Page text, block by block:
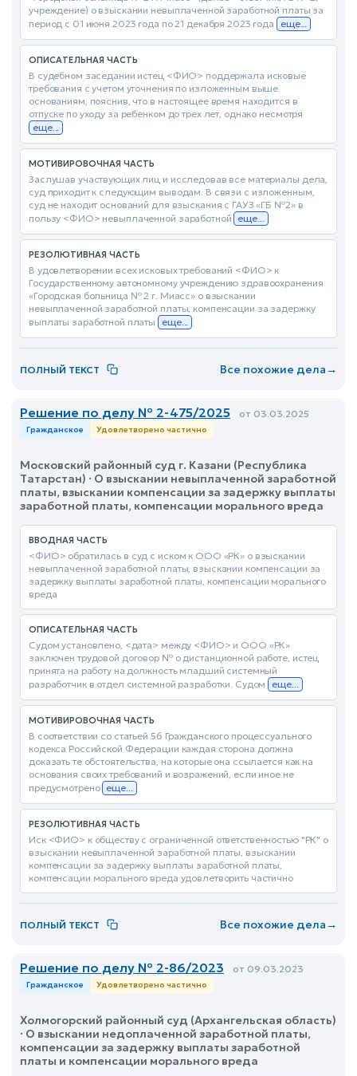
учреждение) о взыскании невыплаченной заработной платы за
период с 01 июня 2023 года по 21 декабря 2023 года
еще...
ОПИСАТЕЛЬНАЯ ЧАСТЬ
В судебном заседании истец <ФИО> поддержала исковые
требования с учетом уточнения по изложенным выше
основаниям, пояснив, что в настоящее время находится в
отпуске по уходу за ребенком до трех лет, однако несмотря
еще...
МОТИВИРОВОЧНАЯ ЧАСТЬ
Заслушав участвующих лиц и исследовав все материалы дела,
суд приходит к следующим выводам. В связи с изложенным,
суд не находит оснований для взыскания с ГАУЗ «ГБ №2» в
пользу <ФИО> невыплаченной заработной еще...
РЕЗОЛЮТИВНАЯ ЧАСТЬ
В удовлетворении всех исковых требований <ФИО> к
Государственному автономному учреждению здравоохранения
«Городская больница № 2 г. Миасс» о взыскании
невыплаченной заработной платы, компенсации за задержку
выплаты заработной платы
еще...
ПОЛНЫЙ ТЕКСТ Все похожие дела→
Решение по делу № 2-475/2025 от 03.03.2025
Гражданское Удовлетворено частично
Московский районный суд г. Казани (Республика
Татарстан) · О взыскании невыплаченной заработной
платы, взыскании компенсации за задержку выплаты
заработной платы, компенсации морального вреда
ВВОДНАЯ ЧАСТЬ
<ФИО> обратилась в суд с иском к ООО «РК» о взыскании
невыплаченной заработной платы, взыскании компенсации за
задержку выплаты заработной платы, компенсации морального
вреда
ОПИСАТЕЛЬНАЯ ЧАСТЬ
Судом установлено, <дата> между <ФИО> и ООО «РК»
заключен трудовой договор № о дистанционной работе, истец
принята на работу на должность младший системный
разработчик в отдел системной разработки. Судом еще...
МОТИВИРОВОЧНАЯ ЧАСТЬ
В соответствии со статьей 56 Гражданского процессуального
кодекса Российской Федерации каждая сторона должна
доказать те обстоятельства, на которые она ссылается как на
основания своих требований и возражений, если иное не
предусмотрено еще...
РЕЗОЛЮТИВНАЯ ЧАСТЬ
Иск <ФИО> к обществу с ограниченной ответственностью "РК" о
взыскании невыплаченной заработной платы, взыскании
компенсации за задержку выплаты заработной платы,
компенсации морального вреда удовлетворить частично
ПОЛНЫЙ ТЕКСТ Все похожие дела→
Решение по делу № 2-86/2023 от 09.03.2023
Гражданское Удовлетворено частично
Холмогорский районный суд (Архангельская область)
· О взыскании недоплаченной заработной платы,
компенсации за задержку выплаты заработной
платы и компенсации морального вреда